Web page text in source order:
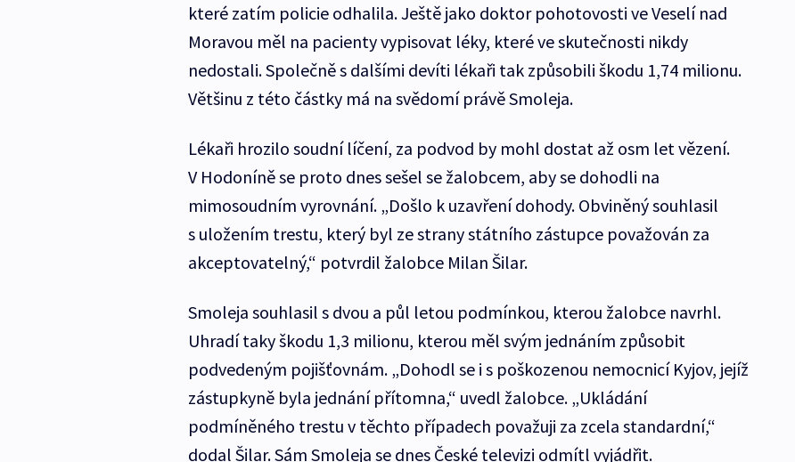
které zatím policie odhalila. Ještě jako doktor pohotovosti ve Veselí nad
Moravou měl na pacienty vypisovat léky, které ve skutečnosti nikdy
nedostali. Společně s dalšími devíti lékaři tak způsobili škodu 1,74 milionu.
Většinu z této částky má na svědomí právě Smoleja.
Lékaři hrozilo soudní líčení, za podvod by mohl dostat až osm let vězení.
V Hodoníně se proto dnes sešel se žalobcem, aby se dohodli na
mimosoudním vyrovnání. „Došlo k uzavření dohody. Obviněný souhlasil
s uložením trestu, který byl ze strany státního zástupce považován za
akceptovatelný,“ potvrdil žalobce Milan Šilar.
Smoleja souhlasil s dvou a půl letou podmínkou, kterou žalobce navrhl.
Uhradí taky škodu 1,3 milionu, kterou měl svým jednáním způsobit
podvedeným pojišťovnám. „Dohodl se i s poškozenou nemocnicí Kyjov, jejíž
zástupkyně byla jednání přítomna,“ uvedl žalobce. „Ukládání
podmíněného trestu v těchto případech považuji za zcela standardní,“
dodal Šilar. Sám Smoleja se dnes České televizi odmítl vyjádřit.